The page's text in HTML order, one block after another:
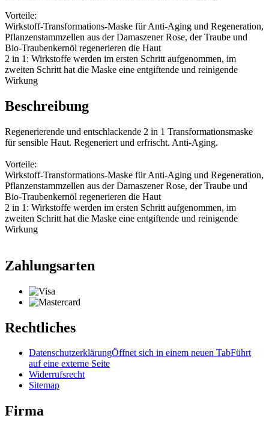
Vorteile:
Wirkstoff-Transformations-Maske für Anti-Aging und Regeneration,
Pflanzenstammzellen aus der Damaszener Rose, der Traube und
Bio-Traubenkernöl regenerieren die Haut
2 in 1: Wirkstoffe werden im ersten Schritt aufgenommen, im
zweiten Schritt hat die Maske eine entgiftende und reinigende
Wirkung
Beschreibung
Regenerierende und entschlackende 2 in 1 Transformationsmaske
für sensible Haut. Regeneriert und erfrischt. Anti-Aging.
Vorteile:
Wirkstoff-Transformations-Maske für Anti-Aging und Regeneration,
Pflanzenstammzellen aus der Damaszener Rose, der Traube und
Bio-Traubenkernöl regenerieren die Haut
2 in 1: Wirkstoffe werden im ersten Schritt aufgenommen, im
zweiten Schritt hat die Maske eine entgiftende und reinigende
Wirkung
Zahlungsarten
Rechtliches
DatenschutzerklärungÖffnet sich in einem neuen TabFührt
auf eine externe Seite
Widerrufsrecht
Sitemap
Firma